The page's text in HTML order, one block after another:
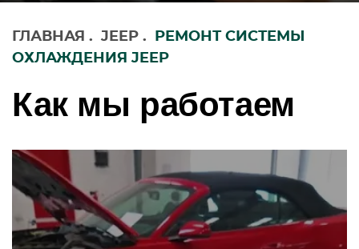
ГЛАВНАЯ . JEEP .
РЕМОНТ СИСТЕМЫ
ОХЛАЖДЕНИЯ JEEP
Как мы работаем